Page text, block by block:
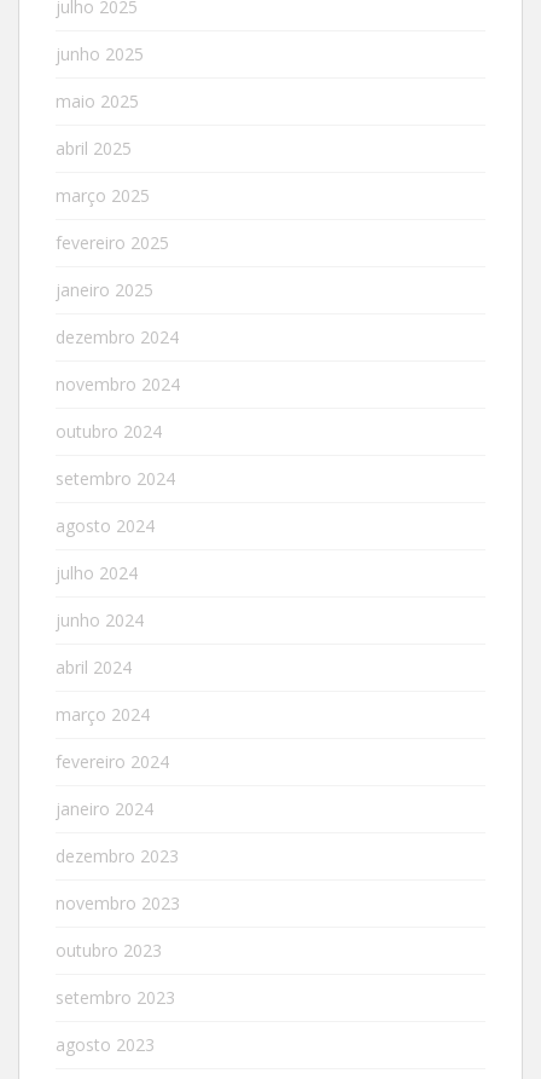
julho 2025
junho 2025
maio 2025
abril 2025
março 2025
fevereiro 2025
janeiro 2025
dezembro 2024
novembro 2024
outubro 2024
setembro 2024
agosto 2024
julho 2024
junho 2024
abril 2024
março 2024
fevereiro 2024
janeiro 2024
dezembro 2023
novembro 2023
outubro 2023
setembro 2023
agosto 2023